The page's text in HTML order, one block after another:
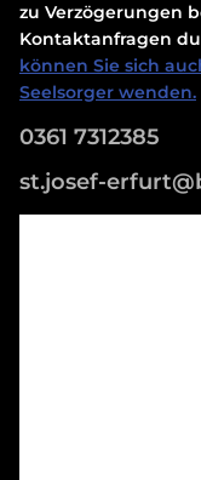
zu Verzögerungen
Kontaktanfragen
können Sie sich
Seelsorger wenden.
0361 7312385
st.josef-